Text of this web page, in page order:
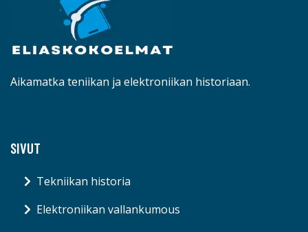
Aikamatka teniikan ja elektroniikan historiaan.
SIVUT
Tekniikan historia
Elektroniikan vallankumous